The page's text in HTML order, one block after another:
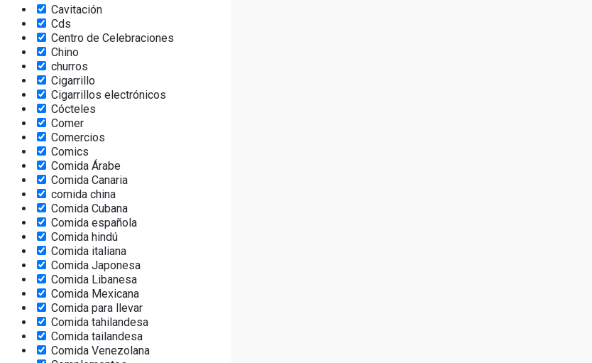
Cavitación
Cds
Centro de Celebraciones
Chino
churros
Cigarrillo
Cigarrillos electrónicos
Cócteles
Comer
Comercios
Comics
Comida Árabe
Comida Canaria
comida china
Comida Cubana
Comida española
Comida hindú
Comida italiana
Comida Japonesa
Comida Libanesa
Comida Mexicana
Comida para llevar
Comida tahilandesa
Comida tailandesa
Comida Venezolana